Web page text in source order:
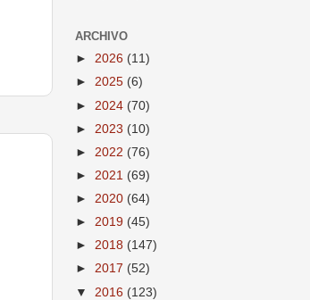
ARCHIVO
► 2026 (11)
► 2025 (6)
► 2024 (70)
► 2023 (10)
► 2022 (76)
► 2021 (69)
► 2020 (64)
► 2019 (45)
► 2018 (147)
► 2017 (52)
▼ 2016 (123)